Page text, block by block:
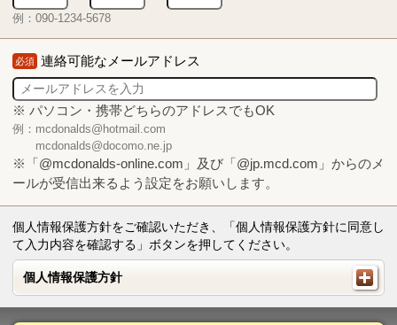
例：090-1234-5678
必須 連絡可能なメールアドレス
※ パソコン・携帯どちらのアドレスでもOK
例：mcdonalds@hotmail.com
mcdonalds@docomo.ne.jp
※「@mcdonalds-online.com」及び「@jp.mcd.com」からのメ
ールが受信出来るよう設定をお願いします。
個人情報保護方針をご確認いただき、「個人情報保護方針に同意し
て入力内容を確認する」ボタンを押してください。
個人情報保護方針
個人情報保護方針